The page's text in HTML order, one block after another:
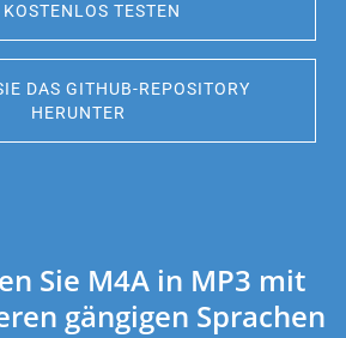
KOSTENLOS TESTEN
DAS GITHUB-REPOSITORY
HERUNTER
Sie M4A in MP3 mit
gängigen Sprachen